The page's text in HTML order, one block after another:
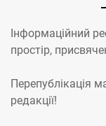
Інформаційний
простір,
Перепублікація
редакції!